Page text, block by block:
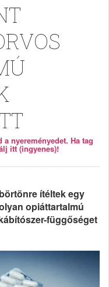
nyereményedet. Ha tag
itt (ingyenes)!
ítéltek egy
opiáttartalmú
függőséget